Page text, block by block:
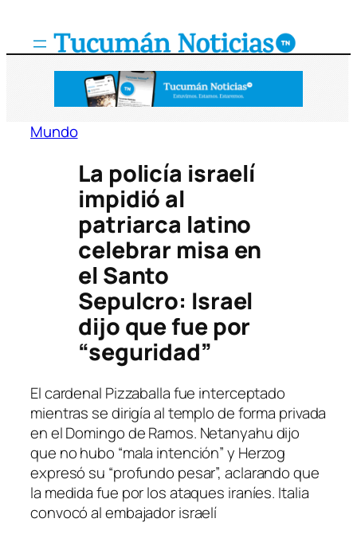
Mundo
La policía israelí
impidió al
patriarca latino
celebrar misa en
el Santo
Sepulcro: Israel
dijo que fue por
“seguridad”
El cardenal Pizzaballa fue interceptado
mientras se dirigía al templo de forma privada
en el Domingo de Ramos. Netanyahu dijo
que no hubo “mala intención” y Herzog
expresó su “profundo pesar”, aclarando que
la medida fue por los ataques iraníes. Italia
convocó al embajador israelí